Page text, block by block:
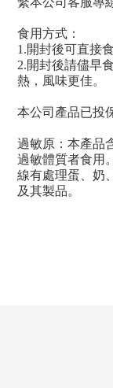
食用方式：
1.開封後可直接食
2.開封後請儘早
熱，風味更佳。
本公司產品已投
過敏原：本產品
過敏體質者食用
線有處理蛋、奶
及其製品。